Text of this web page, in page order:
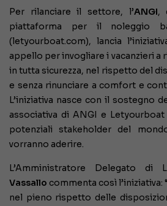
Per rilanciare il settore, l’ANGI,
piattaforma per il noleggio
(letyourboat.com), lancia
appello per invogliare i vacanzieri a
in tutta sicurezza, nel rispetto del
e senza rinunciare a comfort e
L’iniziativa nasce con il sostegno
associativa di ANGI e
potenziali stakeholder del
vorranno aderire.
L’Amministratore Delegato di
Vassallo commenta così l’iniziativa:
nel pieno rispetto delle